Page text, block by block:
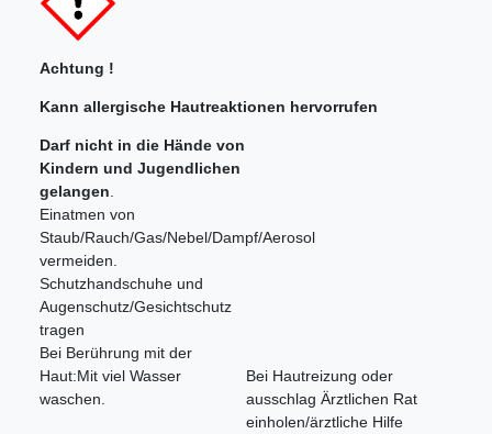
Achtung !
Kann allergische Hautreaktionen hervorrufen
Darf nicht in die Hände von
Kindern und Jugendlichen
gelangen
Einatmen von
Staub/Rauch/Gas/Nebel/Dampf/Aerosol
vermeiden.
Schutzhandschuhe und
Augenschutz/Gesichtschutz
tragen
Bei Berührung mit der
Haut:Mit viel Wasser
waschen.
Bei Hautreizung oder
ausschlag Ärztlichen Rat
einholen/ärztliche Hilfe